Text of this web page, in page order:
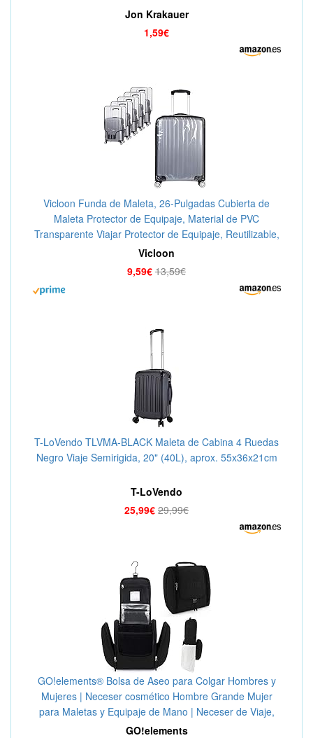
Jon Krakauer
1,59€
Vicloon Funda de Maleta, 26-Pulgadas Cubierta de
Maleta Protector de Equipaje, Material de PVC
Transparente Viajar Protector de Equipaje, Reutilizable,
Lavable, Impermeable y a Prueba de Polvo
Vicloon
9,59€ 13,59€
T-LoVendo TLVMA-BLACK Maleta de Cabina 4 Ruedas
Negro Viaje Semirigida, 20" (40L), aprox. 55x36x21cm
T-LoVendo
25,99€ 29,99€
GO!elements® Bolsa de Aseo para Colgar Hombres y
Mujeres | Neceser cosmético Hombre Grande Mujer
para Maletas y Equipaje de Mano | Neceser de Viaje,
Color:Negro
GO!elements